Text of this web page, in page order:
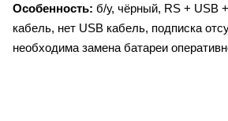
Особенность: б/у, чёрный, RS + USB
кабель, нет USB кабель, подписка
необходима замена батареи